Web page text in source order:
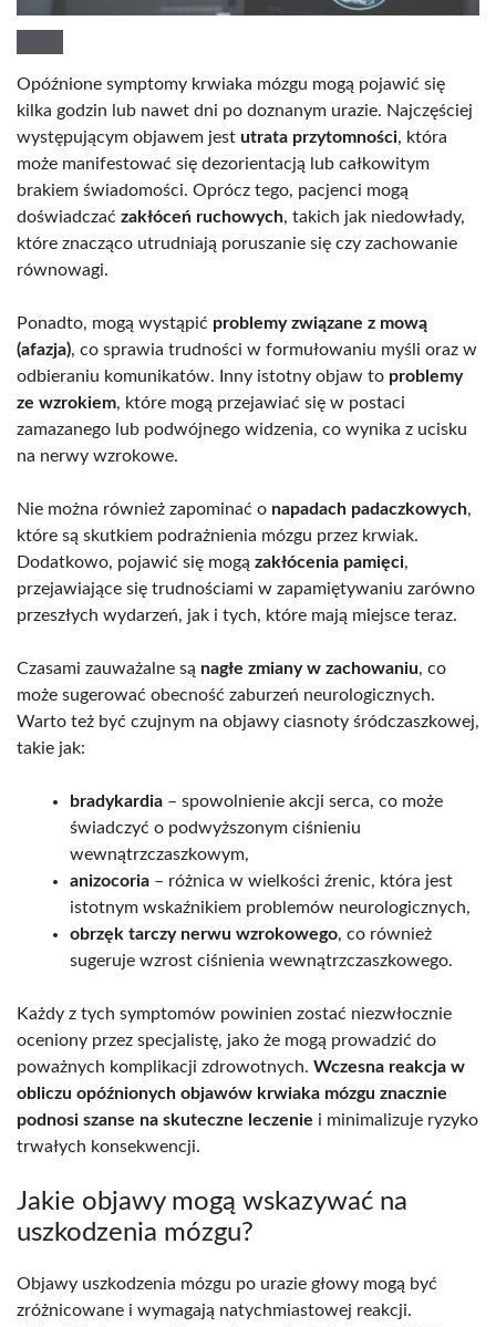
Opóźnione symptomy krwiaka mózgu mogą pojawić się
kilka godzin lub nawet dni po doznanym urazie. Najczęściej
występującym objawem jest utrata przytomności, która
może manifestować się dezorientacją lub całkowitym
brakiem świadomości. Oprócz tego, pacjenci mogą
doświadczać zakłóceń ruchowych, takich jak niedowłady,
które znacząco utrudniają poruszanie się czy zachowanie
równowagi.
Ponadto, mogą wystąpić problemy związane z mową
(afazja), co sprawia trudności w formułowaniu myśli oraz w
odbieraniu komunikatów. Inny istotny objaw to problemy
ze wzrokiem, które mogą przejawiać się w postaci
zamazanego lub podwójnego widzenia, co wynika z ucisku
na nerwy wzrokowe.
Nie można również zapominać o napadach padaczkowych,
które są skutkiem podrażnienia mózgu przez krwiak.
Dodatkowo, pojawić się mogą zakłócenia pamięci,
przejawiające się trudnościami w zapamiętywaniu zarówno
przeszłych wydarzeń, jak i tych, które mają miejsce teraz.
Czasami zauważalne są nagłe zmiany w zachowaniu, co
może sugerować obecność zaburzeń neurologicznych.
Warto też być czujnym na objawy ciasnoty śródczaszkowej,
takie jak:
bradykardia – spowolnienie akcji serca, co może
świadczyć o podwyższonym ciśnieniu
wewnątrzczaszkowym,
anizocoria – różnica w wielkości źrenic, która jest
istotnym wskaźnikiem problemów neurologicznych,
obrzęk tarczy nerwu wzrokowego, co również
sugeruje wzrost ciśnienia wewnątrzczaszkowego.
Każdy z tych symptomów powinien zostać niezwłocznie
oceniony przez specjalistę, jako że mogą prowadzić do
poważnych komplikacji zdrowotnych. Wczesna reakcja w
obliczu opóźnionych objawów krwiaka mózgu znacznie
podnosi szanse na skuteczne leczenie i minimalizuje ryzyko
trwałych konsekwencji.
Jakie objawy mogą wskazywać na
uszkodzenia mózgu?
Objawy uszkodzenia mózgu po urazie głowy mogą być
zróżnicowane i wymagają natychmiastowej reakcji.